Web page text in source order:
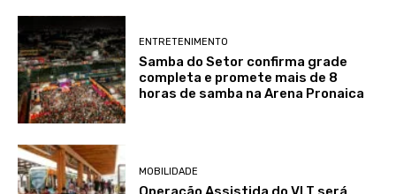
ENTRETENIMENTO
Samba do Setor confirma grade
completa e promete mais de 8
horas de samba na Arena Pronaica
MOBILIDADE